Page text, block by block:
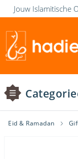
Jouw Islamitische
Eid & Ramadan